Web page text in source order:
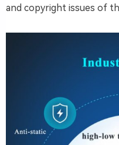
and copyright issues of